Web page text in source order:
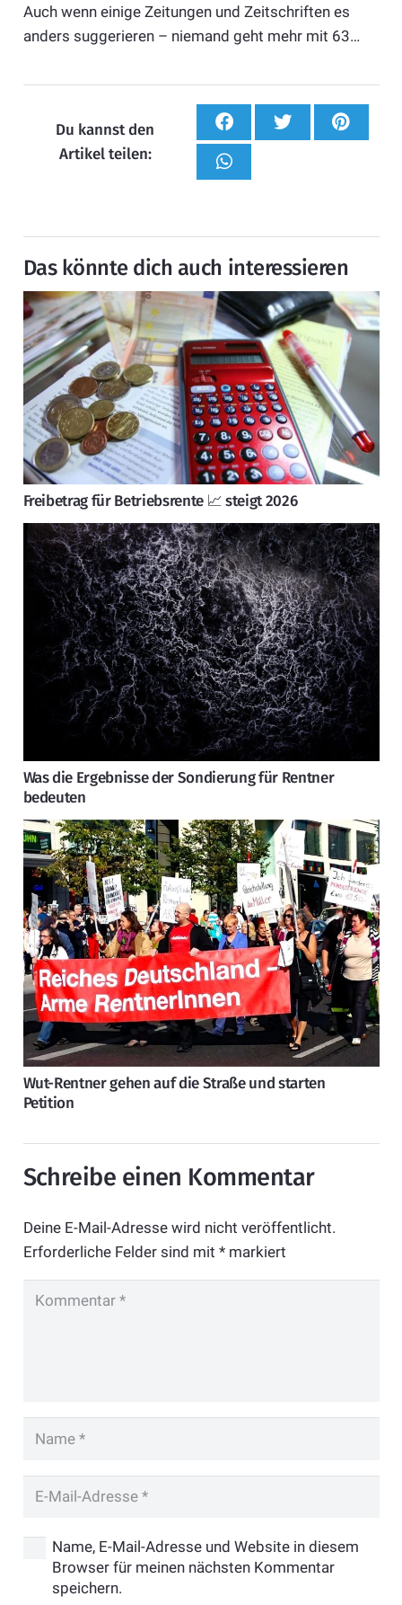
Auch wenn einige Zeitungen und Zeitschriften es
anders suggerieren – niemand geht mehr mit 63…
Du kannst den
Artikel teilen:
Das könnte dich auch interessieren
Freibetrag für Betriebsrente 📈 steigt 2026
Was die Ergebnisse der Sondierung für Rentner
bedeuten
Wut-Rentner gehen auf die Straße und starten
Petition
Schreibe einen Kommentar
Deine E-Mail-Adresse wird nicht veröffentlicht.
Erforderliche Felder sind mit *markiert
Name, E-Mail-Adresse und Website in diesem
Browser für meinen nächsten Kommentar
speichern.